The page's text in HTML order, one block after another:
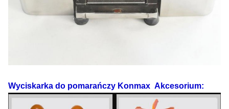
Wyciskarka do pomarańczy Konmax Akcesorium: